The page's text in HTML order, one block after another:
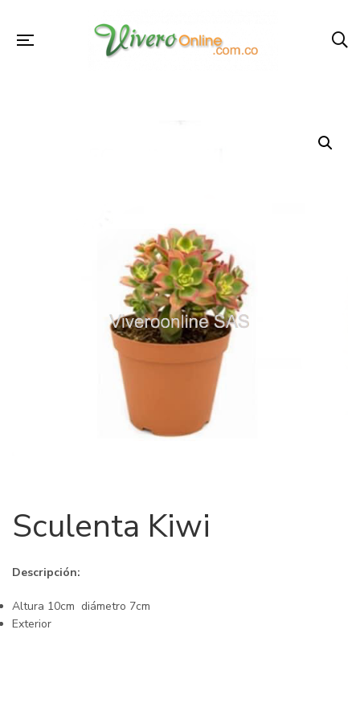
Sculenta Kiwi
Descripción:
Altura 10cm ­ diámetro 7cm
Exterior